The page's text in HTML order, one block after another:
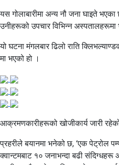
यस गोलाबारीमा अन्य नौ जना घाइते
उनीहरूको उपचार विभिन्न
यो घटना मंगलबार ढिलो राति
मा भएको हो ।
आक्रमणकारीहरूको खोजीकार्य जारी
प्रहरीले बयानमा भनेको छ, ‘एक पेट्रोल
क्वान्टमबाट १० जनाभन्दा बढी